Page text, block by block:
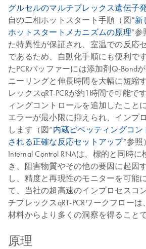
グルセルのマルチプレックス遺伝子
自の二相ホットスタート手順（図“新
ホットスタートメカニズムの原理”
た特異性が保証され、室温での反応
であるため、自動化手順にも便利で
たPCRバッファーには添加剤Q-Bond
ニーリングと伸長時間を大幅に短縮
レックスqRT-PCRが約1時間で可能で
ィングコントロールを追加したこと
エラーが最小限に抑えられ、インプ
します（図“内蔵ピペッティングコ
される正確な反応セットアップ”参照
Internal Control RNAは、標的と同時
き、阻害物質やその他の要因に起因
し、精度と再現性のモニターを可能
て、当社の超高速のインプロセスコ
チプレックスqRT-PCRワークフロー
材料からより多くの洞察を得ること
原理